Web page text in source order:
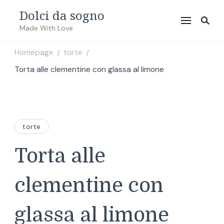
Dolci da sogno
Made With Love
Homepage / torte /
Torta alle clementine con glassa al limone
torte
Torta alle
clementine con
glassa al limone